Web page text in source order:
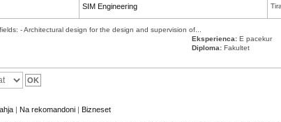
SIM Engineering
- Architectural design for the design and supervision of...
Eksperienca: E pacekur
Diploma: Fakultet
| Na rekomandoni | Bizneset